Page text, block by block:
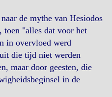
de mythe van Hesiodos
"alles dat voor het
in overvloed werd
die tijd niet werden
maar door geesten, die
in de